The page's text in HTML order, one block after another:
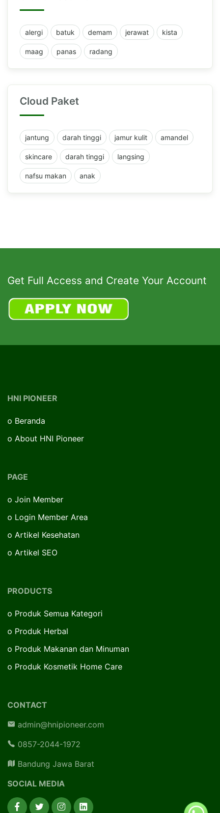
alergi batuk demam jerawat kista
maag panas radang
Cloud Paket
jantung darah tinggi jamur kulit amandel
skincare darah tinggi langsing
nafsu makan anak
Get Full Access and Create Your Account
HNI PIONEER
o Beranda
o About HNI Pioneer
PAGE
o Join Member
o Login Member Area
o Artikel Kesehatan
o Artikel SEO
PRODUCTS
o Produk Semua Kategori
o Produk Herbal
o Produk Makanan dan Minuman
o Produk Kosmetik Home Care
CONTACT
admin@hnipioneer.com
0857-2044-1972
Bandung Jawa Barat
SOCIAL MEDIA